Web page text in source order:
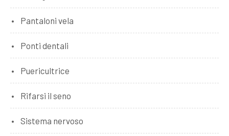
Pantaloni vela
Ponti dentali
Puericultrice
Rifarsi il seno
Sistema nervoso